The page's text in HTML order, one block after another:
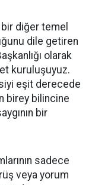
diğer temel
dile getiren
olarak
kuruluşuyuz.
eşit derecede
birey bilincine
bir
sadece
veya yorum